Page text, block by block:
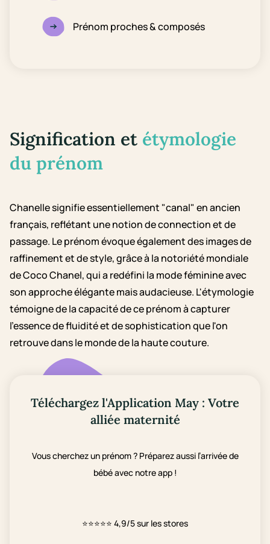
Prénom proches & composés
Signification et étymologie
du prénom
Chanelle signifie essentiellement "canal" en ancien
français, reflétant une notion de connection et de
passage. Le prénom évoque également des images de
raffinement et de style, grâce à la notoriété mondiale
de Coco Chanel, qui a redéfini la mode féminine avec
son approche élégante mais audacieuse. L'étymologie
témoigne de la capacité de ce prénom à capturer
l'essence de fluidité et de sophistication que l'on
retrouve dans le monde de la haute couture.
Téléchargez l'Application May : Votre
alliée maternité
Vous cherchez un prénom ? Préparez aussi l’arrivée de
bébé avec notre app !
⭐⭐⭐⭐⭐ 4,9/5 sur les stores